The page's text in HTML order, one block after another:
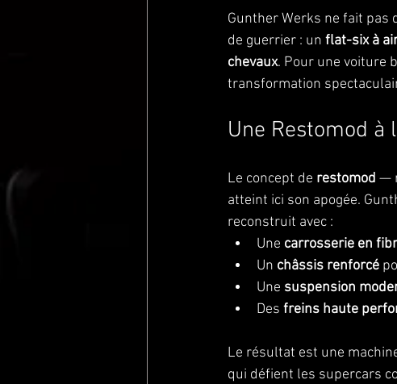
Gunther Werks ne fait
de guerrier : un flat-six à
chevaux. Pour une voiture
transformation
Une Restomod à
Le concept de restomod —
atteint ici son apogée.
reconstruit avec :
Une carrosserie en
Un châssis renforcé
Une suspension
Des freins haute
Le résultat est une
qui défient les supercars